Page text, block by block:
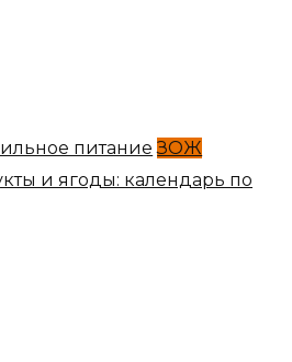
питание ЗОЖ
и ягоды: календарь по